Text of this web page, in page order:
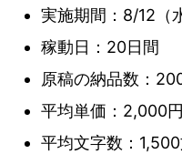
実施期間：8/12（
稼動日：20日間
原稿の納品数：
平均単価：2,000円
平均文字数：